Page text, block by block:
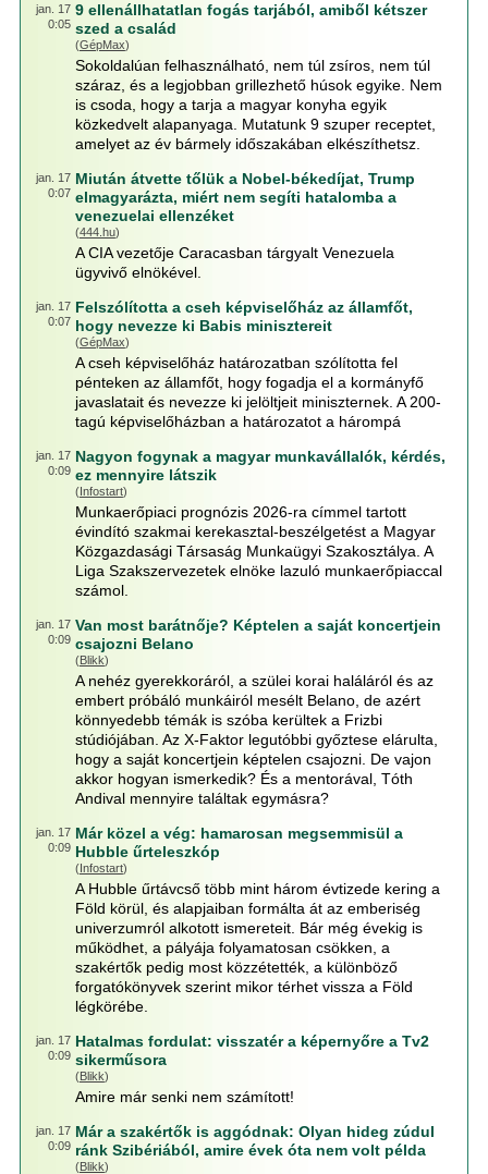
jan. 17
0:05
9 ellenállhatatlan fogás tarjából, amiből kétszer
szed a család
(GépMax)
Sokoldalúan felhasználható, nem túl zsíros, nem túl
száraz, és a legjobban grillezhető húsok egyike. Nem
is csoda, hogy a tarja a magyar konyha egyik
közkedvelt alapanyaga. Mutatunk 9 szuper receptet,
amelyet az év bármely időszakában elkészíthetsz.
jan. 17
0:07
Miután átvette tőlük a Nobel-békedíjat, Trump
elmagyarázta, miért nem segíti hatalomba a
venezuelai ellenzéket
(444.hu)
A CIA vezetője Caracasban tárgyalt Venezuela
ügyvivő elnökével.
jan. 17
0:07
Felszólította a cseh képviselőház az államfőt,
hogy nevezze ki Babis minisztereit
(GépMax)
A cseh képviselőház határozatban szólította fel
pénteken az államfőt, hogy fogadja el a kormányfő
javaslatait és nevezze ki jelöltjeit miniszternek. A 200-
tagú képviselőházban a határozatot a hárompá
jan. 17
0:09
Nagyon fogynak a magyar munkavállalók, kérdés,
ez mennyire látszik
(Infostart)
Munkaerőpiaci prognózis 2026-ra címmel tartott
évindító szakmai kerekasztal-beszélgetést a Magyar
Közgazdasági Társaság Munkaügyi Szakosztálya. A
Liga Szakszervezetek elnöke lazuló munkaerőpiaccal
számol.
jan. 17
0:09
Van most barátnője? Képtelen a saját koncertjein
csajozni Belano
(Blikk)
A nehéz gyerekkoráról, a szülei korai haláláról és az
embert próbáló munkáiról mesélt Belano, de azért
könnyedebb témák is szóba kerültek a Frizbi
stúdiójában. Az X-Faktor legutóbbi győztese elárulta,
hogy a saját koncertjein képtelen csajozni. De vajon
akkor hogyan ismerkedik? És a mentorával, Tóth
Andival mennyire találtak egymásra?
jan. 17
0:09
Már közel a vég: hamarosan megsemmisül a
Hubble űrteleszkóp
(Infostart)
A Hubble űrtávcső több mint három évtizede kering a
Föld körül, és alapjaiban formálta át az emberiség
univerzumról alkotott ismereteit. Bár még évekig is
működhet, a pályája folyamatosan csökken, a
szakértők pedig most közzétették, a különböző
forgatókönyvek szerint mikor térhet vissza a Föld
légkörébe.
jan. 17
0:09
Hatalmas fordulat: visszatér a képernyőre a Tv2
sikerműsora
(Blikk)
Amire már senki nem számított!
jan. 17
0:09
Már a szakértők is aggódnak: Olyan hideg zúdul
ránk Szibériából, amire évek óta nem volt példa
(Blikk)